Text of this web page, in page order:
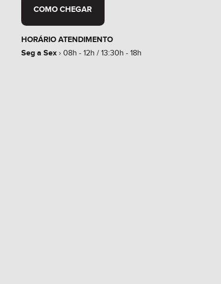
COMO CHEGAR
HORÁRIO ATENDIMENTO
Seg a Sex› 08h - 12h / 13:30h - 18h